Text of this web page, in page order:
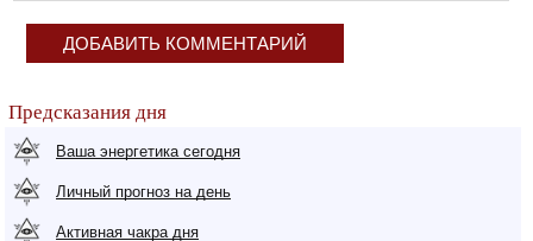
ДОБАВИТЬ КОММЕНТАРИЙ
Предсказания дня
Ваша энергетика сегодня
Личный прогноз на день
Активная чакра дня